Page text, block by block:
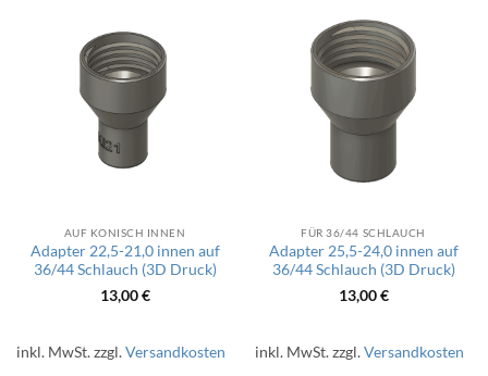
AUF KONISCH INNEN
Adapter 22,5-21,0 innen auf
36/44 Schlauch (3D Druck)
13,00€
inkl. MwSt.zzgl.Versandkosten
FÜR 36/44 SCHLAUCH
Adapter 25,5-24,0 innen auf
36/44 Schlauch (3D Druck)
13,00€
inkl. MwSt.zzgl.Versandkosten